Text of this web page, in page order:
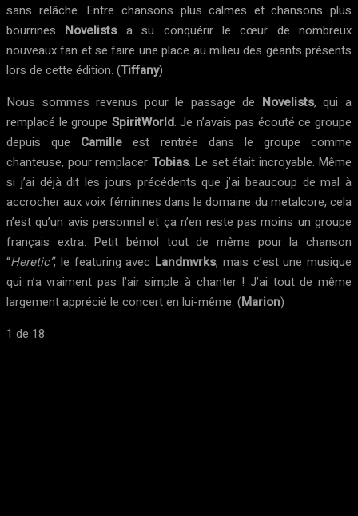
sans relâche. Entre chansons plus calmes et chansons plus
bourrines Novelistsa su conquérir le cœur de nombreux
nouveaux fan et se faire une place au milieu des géants présents
lors de cette édition. (Tiffany)
Nous sommes revenus pour le passage de Novelists, qui a
remplacé le groupe SpiritWorld. Je n’avais pas écouté ce groupe
depuis que Camille est rentrée dans le groupe comme
chanteuse, pour remplacer Tobias. Le set était incroyable. Même
si j’ai déjà dit les jours précédents que j’ai beaucoup de mal à
accrocher aux voix féminines dans le domaine du metalcore, cela
n’est qu’un avis personnel et ça n’en reste pas moins un groupe
français extra. Petit bémol tout de même pour la chanson
“Heretic”, le featuring avec Landmvrks, mais c’est une musique
qui n’a vraiment pas l’air simple à chanter ! J’ai tout de même
largement apprécié le concert en lui-même. (Marion)
1 de 18